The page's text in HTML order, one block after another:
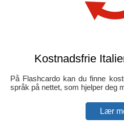
Kostnadsfrie
På Flashcardo kan du finne
språk på nettet, som hjelper deg
Lær